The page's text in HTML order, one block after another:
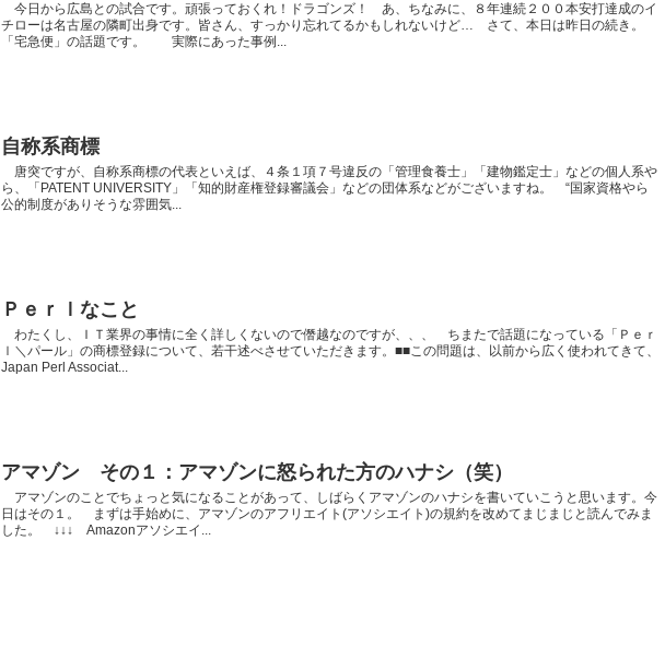
今日から広島との試合です。頑張っておくれ！ドラゴンズ！ あ、ちなみに、８年連続２００本安打達成のイ
チローは名古屋の隣町出身です。皆さん、すっかり忘れてるかもしれないけど… さて、本日は昨日の続き。
「宅急便」の話題です。 実際にあった事例...
自称系商標
唐突ですが、自称系商標の代表といえば、４条１項７号違反の「管理食養士」「建物鑑定士」などの個人系や
ら、「PATENT UNIVERSITY」「知的財産権登録審議会」などの団体系などがございますね。 “国家資格やら
公的制度がありそうな雰囲気...
Ｐｅｒｌなこと
わたくし、ＩＴ業界の事情に全く詳しくないので僭越なのですが、、、 ちまたで話題になっている「Ｐｅｒ
ｌ＼パール」の商標登録について、若干述べさせていただきます。■■この問題は、以前から広く使われてきて、
Japan Perl Associat...
アマゾン その１：アマゾンに怒られた方のハナシ（笑）
アマゾンのことでちょっと気になることがあって、しばらくアマゾンのハナシを書いていこうと思います。今
日はその１。 まずは手始めに、アマゾンのアフリエイト(アソシエイト)の規約を改めてまじまじと読んでみま
した。 ↓↓↓ Amazonアソシエイ...